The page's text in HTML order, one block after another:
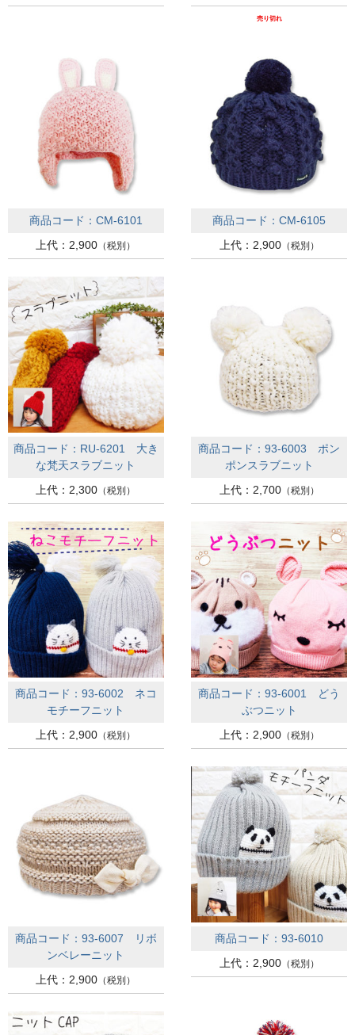
売り切れ
商品コード：CM-6101
上代：2,900 （税別）
商品コード：CM-6105
上代：2,900（税別）
商品コード：RU-6201 大き
な梵天スラブニット
上代：2,300 （税別）
商品コード：93-6003 ポン
ポンスラブニット
上代：2,700（税別）
商品コード：93-6002 ネコ
モチーフニット
上代：2,900 （税別）
商品コード：93-6001 どう
ぶつニット
上代：2,900（税別）
商品コード：93-6007 リボ
ンベレーニット
上代：2,900 （税別）
商品コード：93-6010
上代：2,900（税別）